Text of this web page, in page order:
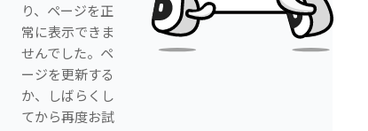
り、ページを正
常に表示できま
せんでした。ペ
ージを更新する
か、しばらくし
てから再度お試